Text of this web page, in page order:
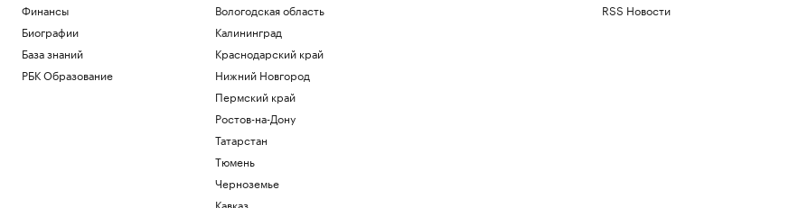
Финансы
Биографии
База знаний
РБК Образование
Вологодская область
Калининград
Краснодарский край
Нижний Новгород
Пермский край
Ростов-на-Дону
Татарстан
Тюмень
Черноземье
Кавказ
RSS Новости